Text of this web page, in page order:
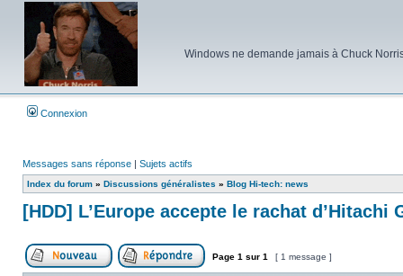
Windows ne demande jamais à Chuck
Connexion
Messages sans réponse | Sujets actifs
Index du forum » Discussions généralistes » Blog Hi-tech: news
[HDD] L’Europe accepte le rachat d’Hitachi
Poster un nouveau sujetRépondre au sujet
Page 1 sur 1 [ 1 message ]